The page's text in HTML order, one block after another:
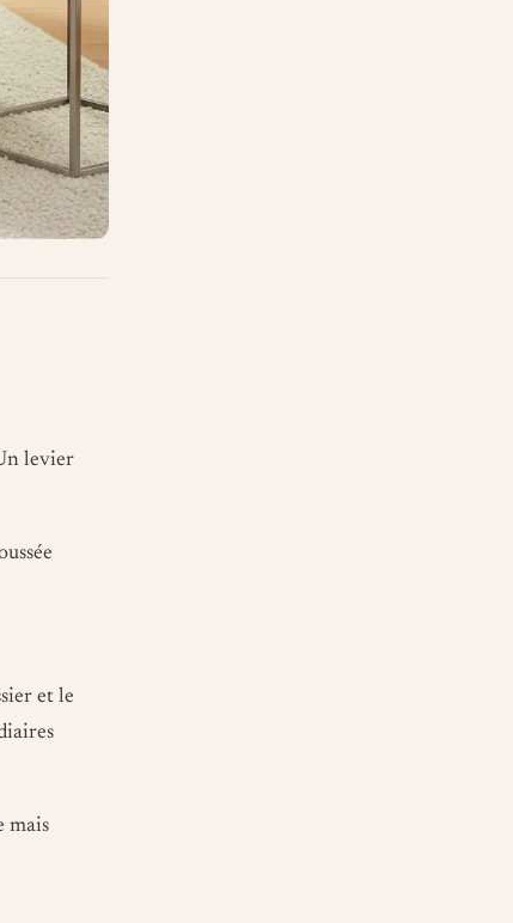
levier
et le
mais